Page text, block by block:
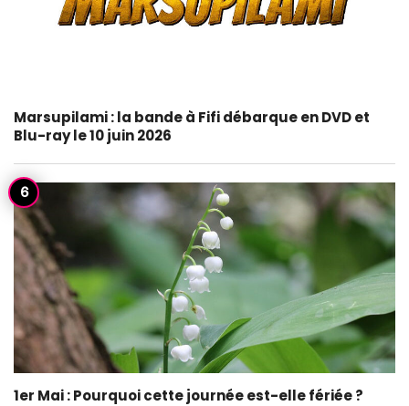
Marsupilami : la bande à Fifi débarque en DVD et
Blu-ray le 10 juin 2026
1er Mai : Pourquoi cette journée est-elle fériée ?